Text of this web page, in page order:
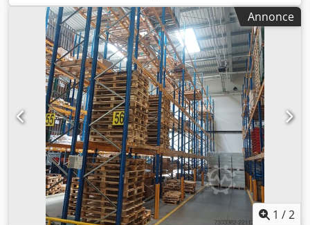
les articles dans les délais, au plus tard le 30.01.2026 !
DÉTAILS TECHNIQUES Dimensions par support de charge :
1 200 mm x 800 mm Charge maximale par niveau : 100
kg/niveau Charge maximale par travée : 500 kg Capacité
totale des rayonnages à palettes pour le hall 1 : matériel
pour 2 884 emplacements Capacité totale des rayonnages
à palettes pour le hall 2 : matériel pour 352 emplacements
Dwedsx Nik Repfx Amxoa Stockage : longitudinal dans le
rayonnage à palettes Stockage empilé : 2 / 3 / 4 palettes
Stockage côte à côte : 2 / 3 / 4 palettes Remarque : De plus
amples informations sur la configuration exacte de chaque
rangée sont disponibles dans la description de
l'installation jointe.
Annonce
1 /2